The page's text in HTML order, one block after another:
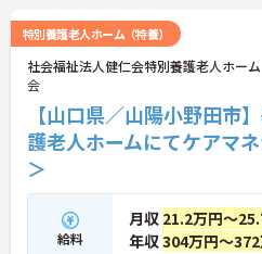
特別養護老人ホーム（特養）
社会福祉法人健仁会特別養護老人ホー
会
【山口県／山陽小野田市
護老人ホームにてケアマ
＞
給料
月収 21.2万円～
年収304万円～